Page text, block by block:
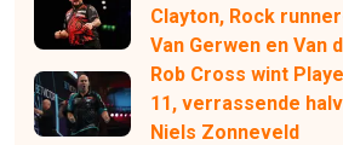
Clayton, Rock
Van Gerwen en Van
Rob Cross wint
11, verrassende
Niels Zonneveld